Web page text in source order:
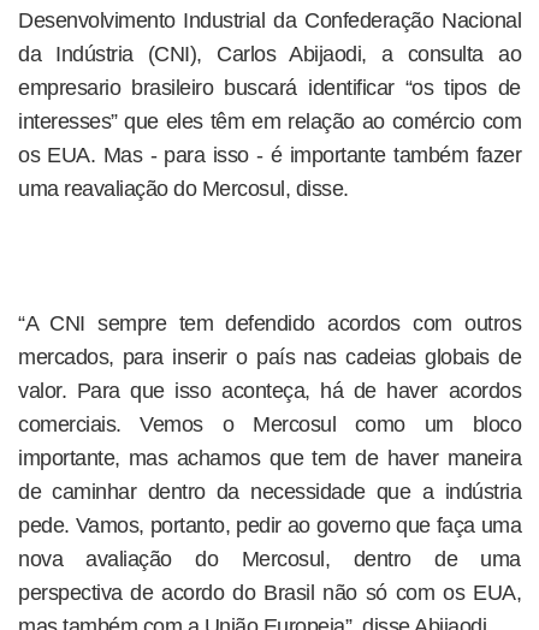
Desenvolvimento Industrial da Confederação Nacional
da Indústria (CNI), Carlos Abijaodi, a consulta ao
empresario brasileiro buscará identificar “os tipos de
interesses” que eles têm em relação ao comércio com
os EUA. Mas - para isso - é importante também fazer
uma reavaliação do Mercosul, disse.
“A CNI sempre tem defendido acordos com outros
mercados, para inserir o país nas cadeias globais de
valor. Para que isso aconteça, há de haver acordos
comerciais. Vemos o Mercosul como um bloco
importante, mas achamos que tem de haver maneira
de caminhar dentro da necessidade que a indústria
pede. Vamos, portanto, pedir ao governo que faça uma
nova avaliação do Mercosul, dentro de uma
perspectiva de acordo do Brasil não só com os EUA,